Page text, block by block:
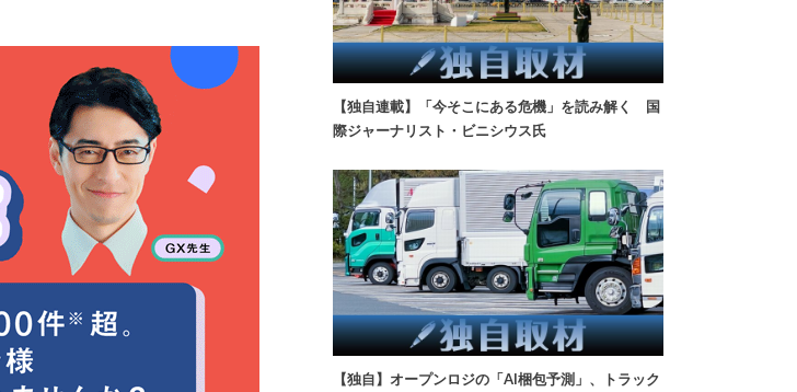
【独自連載】「今そこにある危機」を読み解く 国
際ジャーナリスト・ビニシウス氏
【独自】オープンロジの「AI梱包予測」、トラック